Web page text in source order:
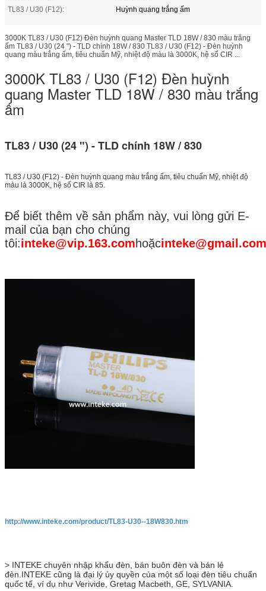
TL83 / U30 (F12):
Huỳnh quang trắng ấm
3000K TL83 / U30 (F12) Đèn huỳnh quang Master TLD 18W / 830 màu trắng
ấm TL83 / U30 (24 ") - TLD chính 18W / 830 TL83 / U30 (F12) - Đèn huỳnh
quang màu trắng ấm, tiêu chuẩn Mỹ, nhiệt độ màu là 3000K, hệ số CIR ...
3000K TL83 / U30 (F12) Đèn huỳnh
quang Master TLD 18W / 830 màu trắng
ấm
TL83 / U30 (24 ") - TLD chính 18W / 830
TL83 / U30 (F12) - Đèn huỳnh quang màu trắng ấm, tiêu chuẩn Mỹ, nhiệt độ
màu là 3000K, hệ số CIR là 85.
Để biết thêm về sản phẩm này, vui lòng gửi E-
mail của bạn cho chúng
tôi:inteke@vip.163.comhoặcinteke@gmail.com
http://www.inteke.com/product/TL83-U30--18W830.htm
> INTEKE chuyên nhập khẩu đèn, bán buôn đèn và bán lẻ
đèn.INTEKE cũng là đại lý ủy quyền của một số loại đèn tiêu chuẩn
quốc tế, ví dụ như Verivide, Gretag Macbeth, GE, SYLVANIA.